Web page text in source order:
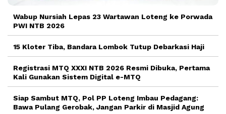
Wabup Nursiah Lepas 23 Wartawan Loteng ke Porwada
PWI NTB 2026
15 Kloter Tiba, Bandara Lombok Tutup Debarkasi Haji
Registrasi MTQ XXXI NTB 2026 Resmi Dibuka, Pertama
Kali Gunakan Sistem Digital e-MTQ
Siap Sambut MTQ, Pol PP Loteng Imbau Pedagang:
Bawa Pulang Gerobak, Jangan Parkir di Masjid Agung